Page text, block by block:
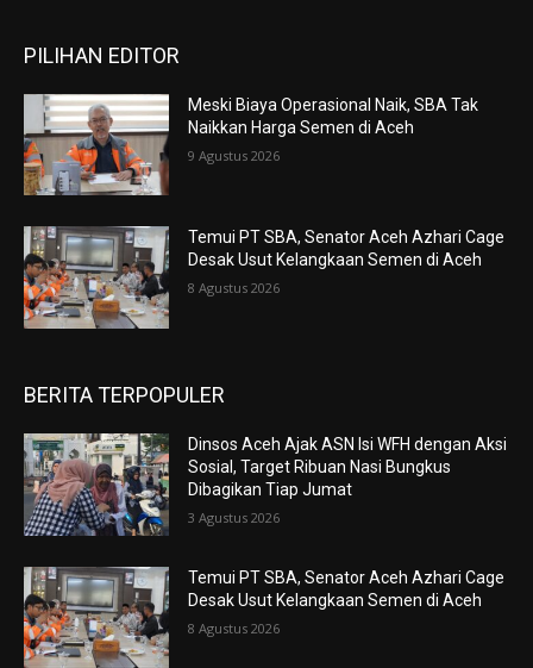
PILIHAN EDITOR
Meski Biaya Operasional Naik, SBA Tak
Naikkan Harga Semen di Aceh
9 Agustus 2026
Temui PT SBA, Senator Aceh Azhari Cage
Desak Usut Kelangkaan Semen di Aceh
8 Agustus 2026
BERITA TERPOPULER
Dinsos Aceh Ajak ASN Isi WFH dengan Aksi
Sosial, Target Ribuan Nasi Bungkus
Dibagikan Tiap Jumat
3 Agustus 2026
Temui PT SBA, Senator Aceh Azhari Cage
Desak Usut Kelangkaan Semen di Aceh
8 Agustus 2026